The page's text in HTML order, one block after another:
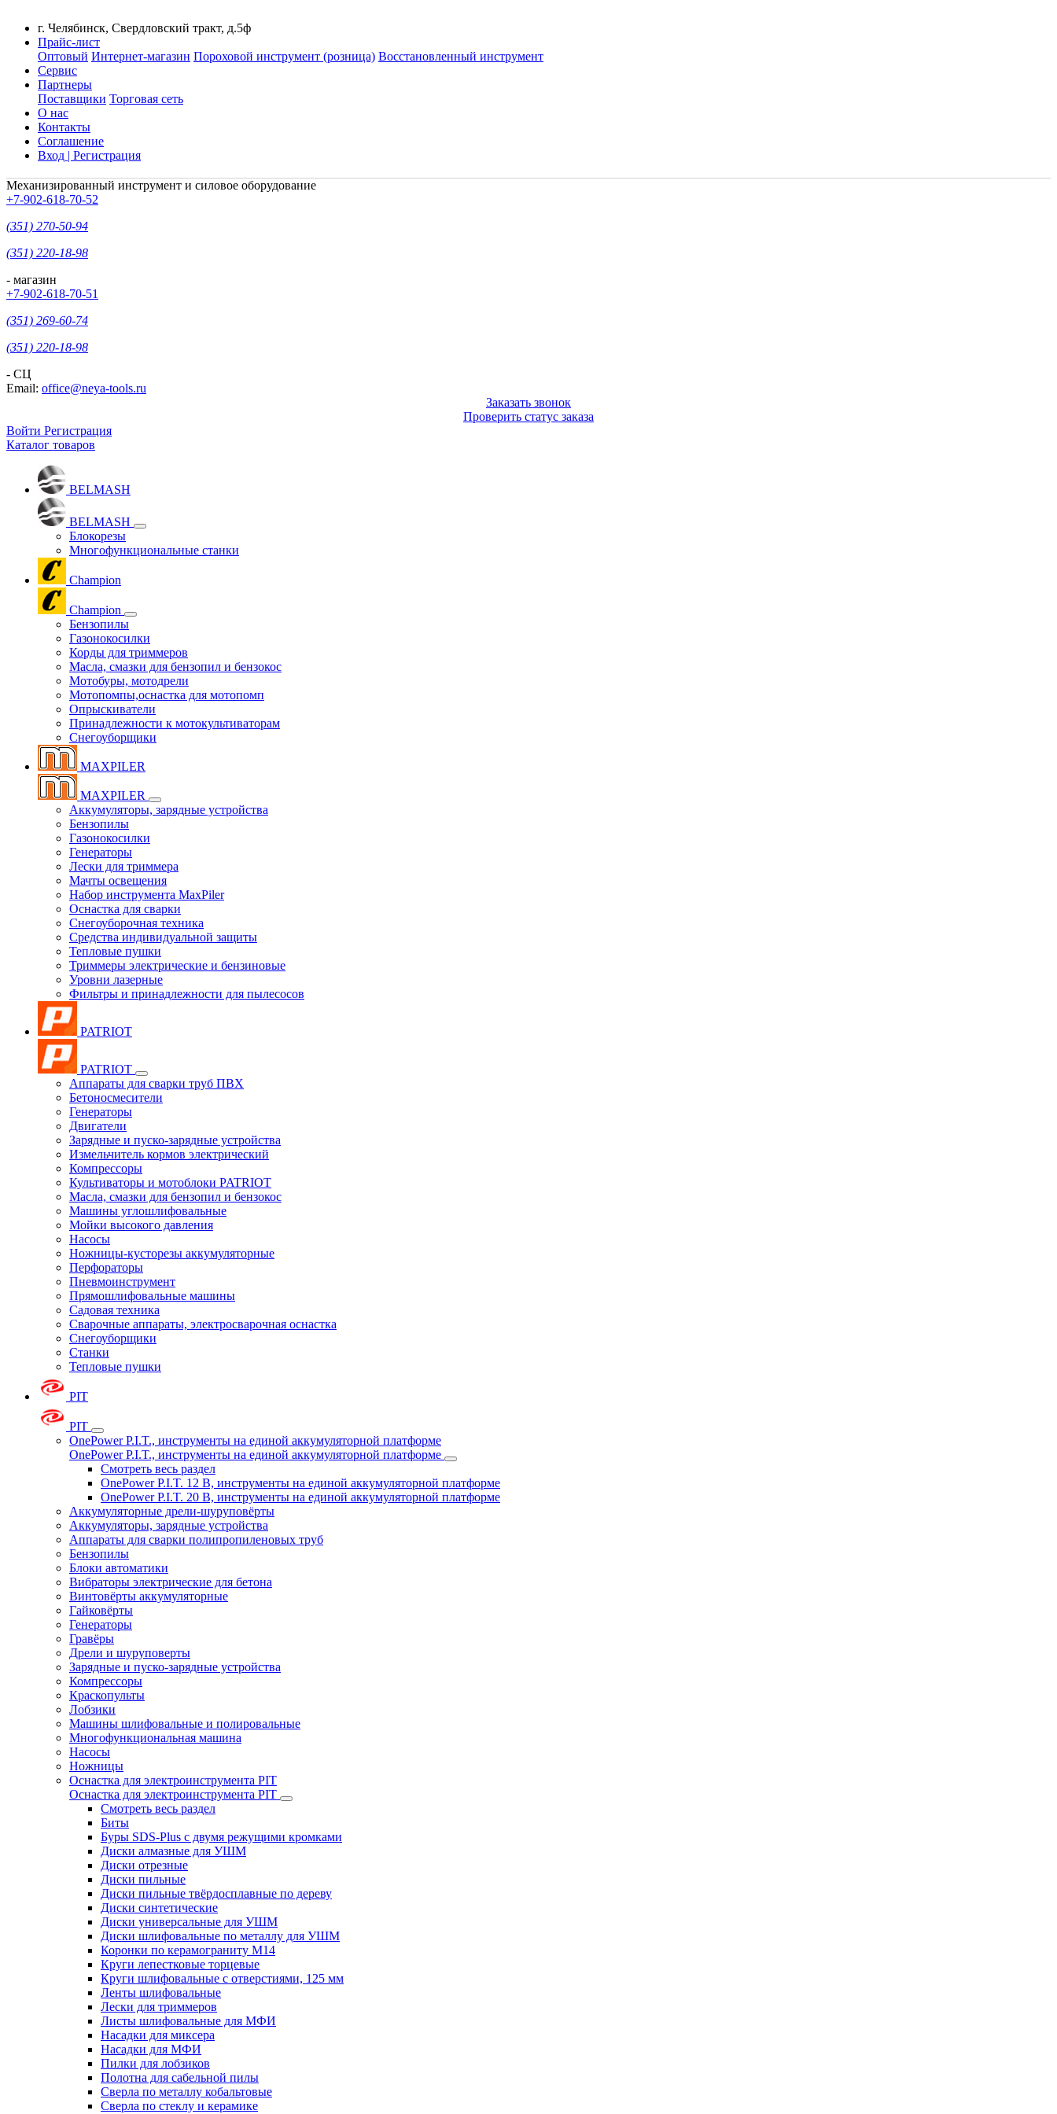
г. Челябинск, Свердловский тракт, д.5ф
Прайс-лист
Оптовый Интернет-магазин Пороховой инструмент (розница) Восстановленный инструмент
Сервис
Партнеры
Поставщики Торговая сеть
О нас
Контакты
Соглашение
Вход | Регистрация
Механизированный инструмент и силовое оборудование
+7-902-618-70-52
(351) 270-50-94
(351) 220-18-98
- магазин
+7-902-618-70-51
(351) 269-60-74
(351) 220-18-98
- СЦ
Email: office@neya-tools.ru
Заказать звонок
Проверить статус заказа
Войти Регистрация
Каталог товаров
BELMASH
BELMASH
Блокорезы
Многофункциональные станки
Champion
Champion
Бензопилы
Газонокосилки
Корды для триммеров
Масла, смазки для бензопил и бензокос
Мотобуры, мотодрели
Мотопомпы,оснастка для мотопомп
Опрыскиватели
Принадлежности к мотокультиваторам
Снегоуборщики
MAXPILER
MAXPILER
Аккумуляторы, зарядные устройства
Бензопилы
Газонокосилки
Генераторы
Лески для триммера
Мачты освещения
Набор инструмента MaxPiler
Оснастка для сварки
Снегоуборочная техника
Средства индивидуальной защиты
Тепловые пушки
Триммеры электрические и бензиновые
Уровни лазерные
Фильтры и принадлежности для пылесосов
PATRIOT
PATRIOT
Аппараты для сварки труб ПВХ
Бетоносмесители
Генераторы
Двигатели
Зарядные и пуско-зарядные устройства
Измельчитель кормов электрический
Компрессоры
Культиваторы и мотоблоки PATRIOT
Масла, смазки для бензопил и бензокос
Машины углошлифовальные
Мойки высокого давления
Насосы
Ножницы-кусторезы аккумуляторные
Перфораторы
Пневмоинструмент
Прямошлифовальные машины
Садовая техника
Сварочные аппараты, электросварочная оснастка
Снегоуборщики
Станки
Тепловые пушки
PIT
PIT
OnePower P.I.T., инструменты на единой аккумуляторной платформе
OnePower P.I.T., инструменты на единой аккумуляторной платформе
Смотреть весь раздел
OnePower P.I.T. 12 В, инструменты на единой аккумуляторной платформе
OnePower P.I.T. 20 В, инструменты на единой аккумуляторной платформе
Аккумуляторные дрели-шуруповёрты
Аккумуляторы, зарядные устройства
Аппараты для сварки полипропиленовых труб
Бензопилы
Блоки автоматики
Вибраторы электрические для бетона
Винтовёрты аккумуляторные
Гайковёрты
Генераторы
Гравёры
Дрели и шуруповерты
Зарядные и пуско-зарядные устройства
Компрессоры
Краскопульты
Лобзики
Машины шлифовальные и полировальные
Многофункциональная машина
Насосы
Ножницы
Оснастка для электроинструмента PIT
Оснастка для электроинструмента PIT
Смотреть весь раздел
Биты
Буры SDS-Plus c двумя режущими кромками
Диски алмазные для УШМ
Диски отрезные
Диски пильные
Диски пильные твёрдосплавные по дереву
Диски синтетические
Диски универсальные для УШМ
Диски шлифовальные по металлу для УШМ
Коронки по керамограниту M14
Круги лепестковые торцевые
Круги шлифовальные с отверстиями, 125 мм
Ленты шлифовальные
Лески для триммеров
Листы шлифовальные для МФИ
Насадки для миксера
Насадки для МФИ
Пилки для лобзиков
Полотна для сабельной пилы
Сверла по металлу кобальтовые
Сверла по стеклу и керамике